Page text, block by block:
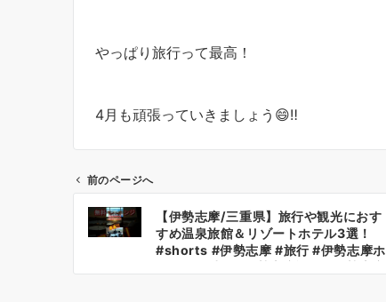
やっぱり旅行って最高！
4月も頑張っていきましょう😄‼️
ビ
前のページへ
【伊勢志摩/三重県】旅行や観光におす
すめ温泉旅館＆リゾートホテル3選！
#shorts #伊勢志摩 #旅行 #伊勢志摩ホ